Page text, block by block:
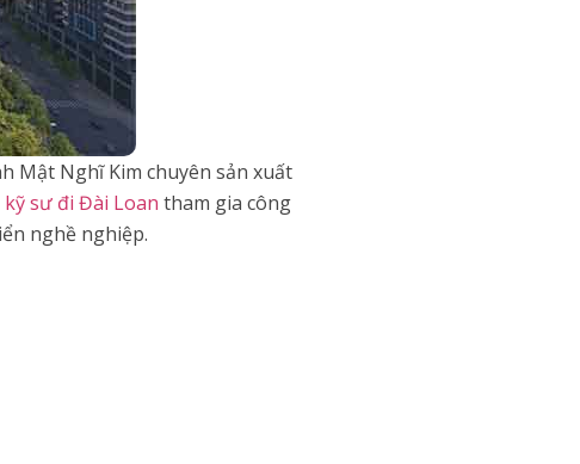
Mật Nghĩ Kim chuyên sản xuất
kỹ sư đi Đài Loan tham gia công
nghề nghiệp.